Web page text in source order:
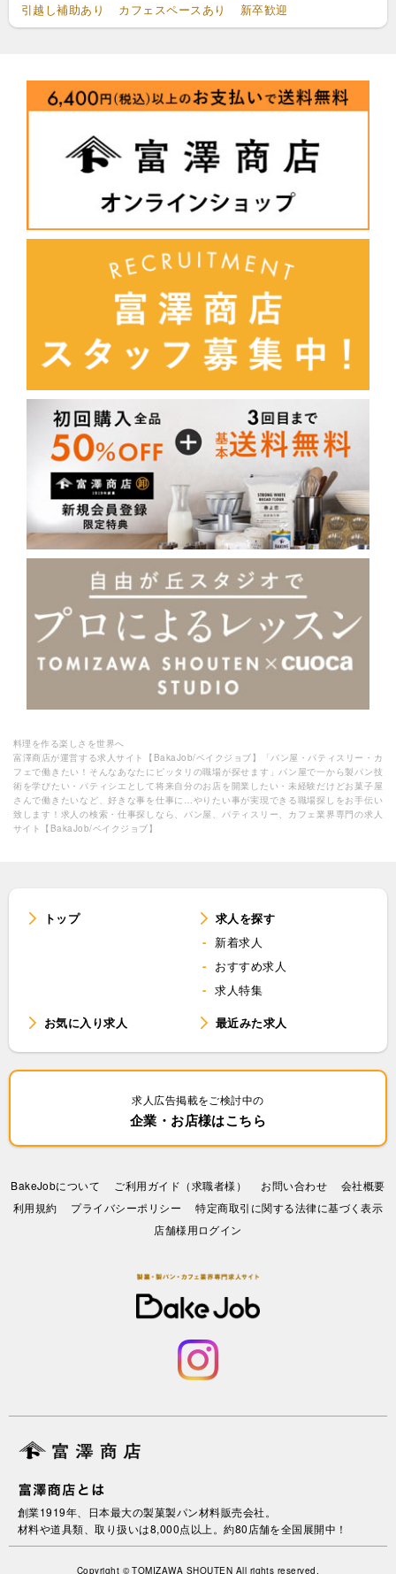
引越し補助あり
カフェスペースあり 新卒歓迎
料理を作る楽しさを世界へ
富澤商店が運営する求人サイト【BakaJob/ベイクジョブ】「パン屋・パティスリー・カ
フェで働きたい！そんなあなたにピッタリの職場が探せます」パン屋で一から製パン技
術を学びたい・パティシエとして将来自分のお店を開業したい・未経験だけどお菓子屋
さんで働きたいなど、好きな事を仕事に…やりたい事が実現できる職場探しをお手伝い
致します！求人の検索・仕事探しなら、パン屋、パティスリー、カフェ業界専門の求人
サイト【BakaJob/ベイクジョブ】
トップ
求人を探す
新着求人
おすすめ求人
求人特集
お気に入り求人
最近みた求人
求人広告掲載をご検討中の
企業・お店様はこちら
BakeJobについて ご利用ガイド（求職者様） お問い合わせ
会社概要
利⽤規約
プライバシーポリシー
特定商取引に関する法律に基づく表示
店舗様用ログイン
創業1919年、日本最大の製菓製パン材料販売会社。
材料や道具類、取り扱いは8,000点以上。約80店舗を全国展開中！
Copyright © TOMIZAWA SHOUTEN All rights reserved.